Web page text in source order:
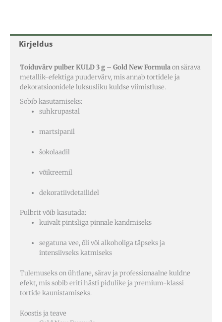
Kirjeldus
Toiduvärv pulber KULD 3 g – Gold New Formulaon särava
metallik-efektiga puudervärv, mis annab tortidele ja
dekoratsioonidele luksusliku kuldse viimistluse.
Sobib kasutamiseks:
suhkrupastal
martsipanil
šokolaadil
võikreemil
dekoratiivdetailidel
Pulbrit võib kasutada:
kuivalt pintsliga pinnale kandmiseks
segatuna vee, õli või alkoholiga täpseks ja
intensiivseks katmiseks
Tulemuseks on ühtlane, särav ja professionaalne kuldne
efekt, mis sobib eriti hästi pidulike ja premium-klassi
tortide kaunistamiseks.
Koostis ja teave